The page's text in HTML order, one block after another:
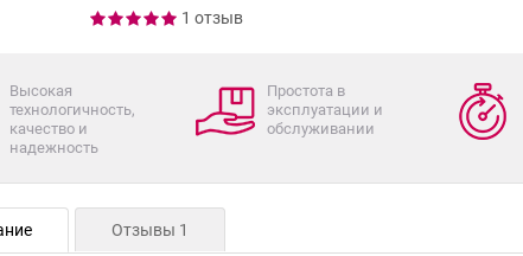
1 отзыв
Высокая
технологичность,
качество и
надежность
Простота в
эксплуатации и
обслуживании
Отзывы 1